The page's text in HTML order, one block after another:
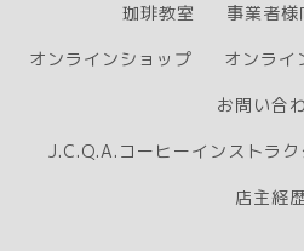
珈琲教室
事業者様
オンラインショップ
オンライ
お問い合
J.C.Q.A.コーヒーインストラ
店主経